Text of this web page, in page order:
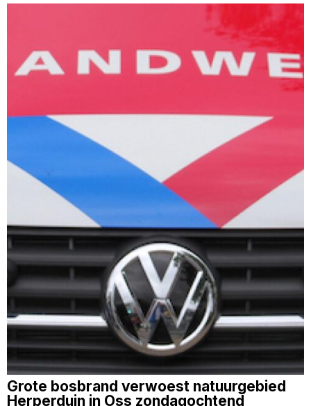
Grote bosbrand verwoest natuurgebied
Herperduin in Oss zondagochtend